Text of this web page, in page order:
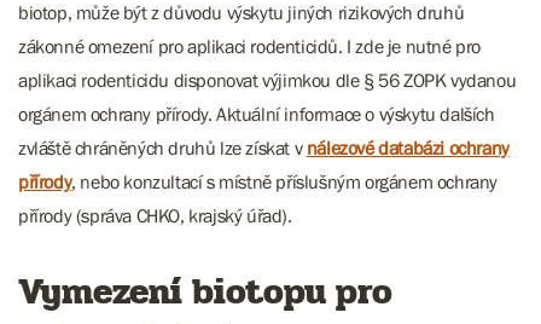
biotop, může být z důvodu výskytu jiných rizikových druhů
zákonné omezení pro aplikaci rodenticidů. I zde je nutné pro
aplikaci rodenticidu disponovat výjimkou dle § 56 ZOPK vydanou
orgánem ochrany přírody. Aktuální informace o výskytu dalších
zvláště chráněných druhů lze získat v nálezové databázi ochrany
přírody, nebo konzultací s místně příslušným orgánem ochrany
přírody (správa CHKO, krajský úřad).
Vymezení biotopu pro